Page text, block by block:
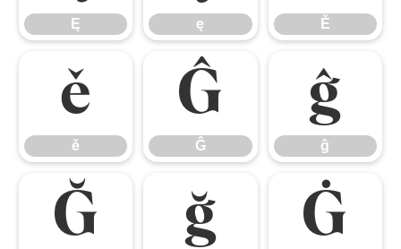
Ę ę Ě
ě
ě
Ĝ
Ĝ
ĝ
ĝ
Ğ ğ Ġ